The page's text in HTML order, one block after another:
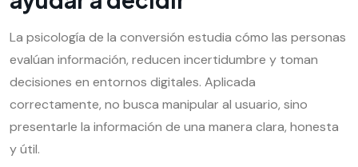
La psicología de la conversión estudia cómo las personas
evalúan información, reducen incertidumbre y toman
decisiones en entornos digitales. Aplicada
correctamente, no busca manipular al usuario, sino
presentarle la información de una manera clara, honesta
y útil.